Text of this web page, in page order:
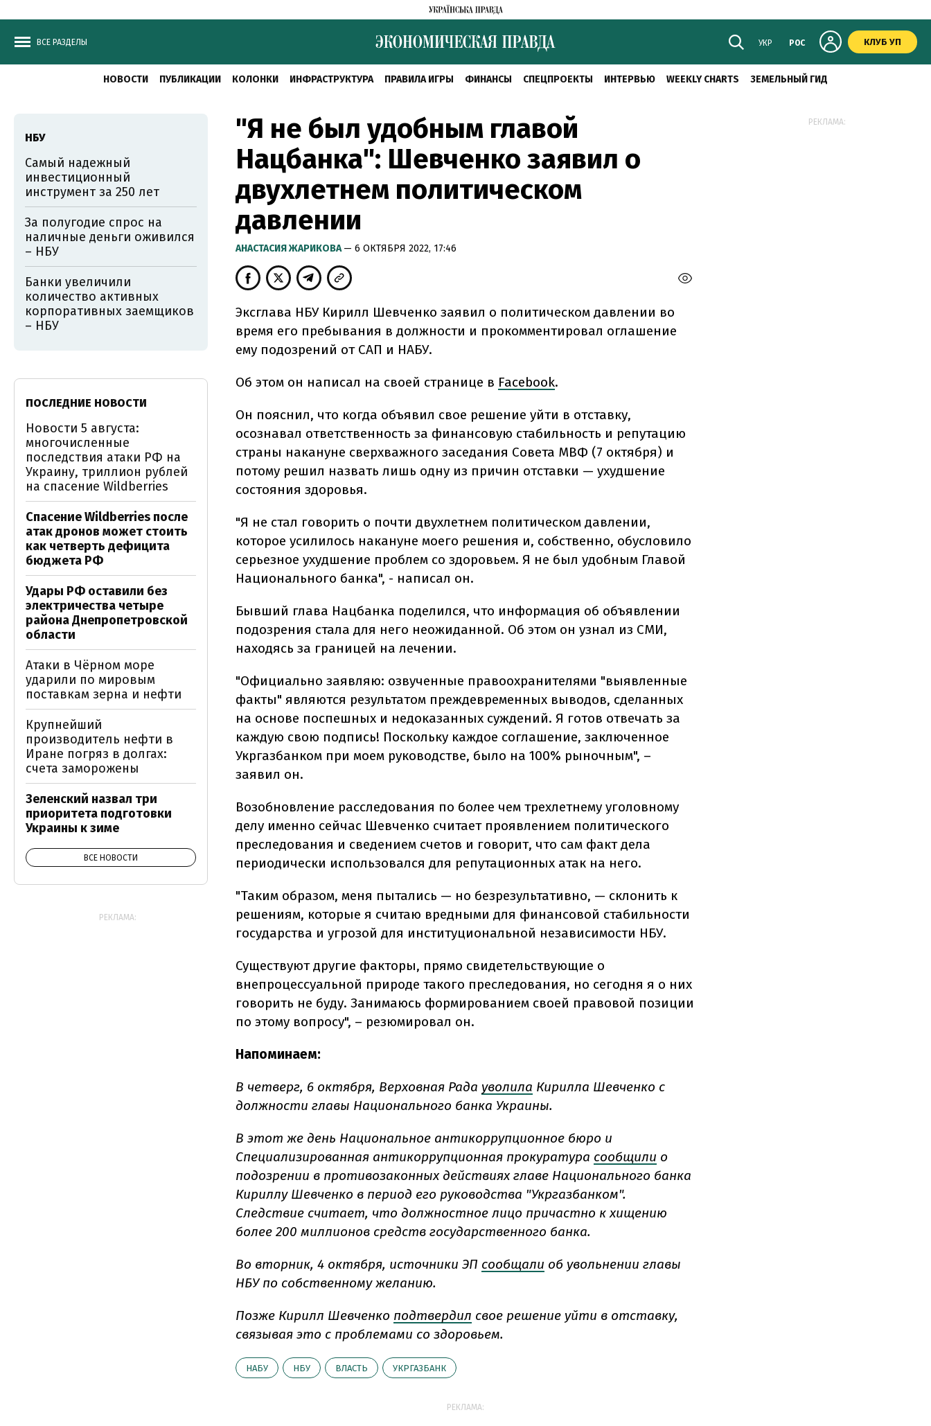
ВСЕ РАЗДЕЛЫ УКР РОС КЛУБ УП
НОВОСТИ ПУБЛИКАЦИИ КОЛОНКИ ИНФРАСТРУКТУРА ПРАВИЛА ИГРЫ ФИНАНСЫ СПЕЦПРОЕКТЫ ИНТЕРВЬЮ WEEKLY CHARTS ЗЕМЕЛЬНЫЙ ГИД
"Я не был удобным главой
Нацбанка": Шевченко заявил о
двухлетнем политическом
давлении
АНАСТАСИЯ ЖАРИКОВА— 6 ОКТЯБРЯ 2022, 17:46
Эксглава НБУ Кирилл Шевченко заявил о политическом давлении во
время его пребывания в должности и прокомментировал оглашение
ему подозрений от САП и НАБУ.
Об этом он написал на своей странице в Facebook.
Он пояснил, что когда объявил свое решение уйти в отставку,
осознавал ответственность за финансовую стабильность и репутацию
страны накануне сверхважного заседания Совета МВФ (7 октября) и
потому решил назвать лишь одну из причин отставки — ухудшение
состояния здоровья.
"Я не стал говорить о почти двухлетнем политическом давлении,
которое усилилось накануне моего решения и, собственно, обусловило
серьезное ухудшение проблем со здоровьем. Я не был удобным Главой
Национального банка", - написал он.
Бывший глава Нацбанка поделился, что информация об объявлении
подозрения стала для него неожиданной. Об этом он узнал из СМИ,
находясь за границей на лечении.
"Официально заявляю: озвученные правоохранителями "выявленные
факты" являются результатом преждевременных выводов, сделанных
на основе поспешных и недоказанных суждений. Я готов отвечать за
каждую свою подпись! Поскольку каждое соглашение, заключенное
Укргазбанком при моем руководстве, было на 100% рыночным", –
заявил он.
Возобновление расследования по более чем трехлетнему уголовному
делу именно сейчас Шевченко считает проявлением политического
преследования и сведением счетов и говорит, что сам факт дела
периодически использовался для репутационных атак на него.
"Таким образом, меня пытались — но безрезультативно, — склонить к
решениям, которые я считаю вредными для финансовой стабильности
государства и угрозой для институциональной независимости НБУ.
Существуют другие факторы, прямо свидетельствующие о
внепроцессуальной природе такого преследования, но сегодня я о них
говорить не буду. Занимаюсь формированием своей правовой позиции
по этому вопросу", – резюмировал он.
Напоминаем:
В четверг, 6 октября, Верховная Рада уволила Кирилла Шевченко с
должности главы Национального банка Украины.
В этот же день Национальное антикоррупционное бюро и
Специализированная антикоррупционная прокуратура сообщили о
подозрении в противозаконных действиях главе Национального банка
Кириллу Шевченко в период его руководства "Укргазбанком".
Следствие считает, что должностное лицо причастно к хищению
более 200 миллионов средств государственного банка.
Во вторник, 4 октября, источники ЭП сообщали об увольнении главы
НБУ по собственному желанию.
Позже Кирилл Шевченко подтвердил свое решение уйти в отставку,
связывая это с проблемами со здоровьем.
НАБУ НБУ ВЛАСТЬ УКРГАЗБАНК
РЕКЛАМА:
НБУ
Самый надежный
инвестиционный
инструмент за 250 лет
За полугодие спрос на
наличные деньги оживился
– НБУ
Банки увеличили
количество активных
корпоративных заемщиков
– НБУ
ПОСЛЕДНИЕ НОВОСТИ
Новости 5 августа:
многочисленные
последствия атаки РФ на
Украину, триллион рублей
на спасение Wildberries
Спасение Wildberries после
атак дронов может стоить
как четверть дефицита
бюджета РФ
Удары РФ оставили без
электричества четыре
района Днепропетровской
области
Атаки в Чёрном море
ударили по мировым
поставкам зерна и нефти
Крупнейший
производитель нефти в
Иране погряз в долгах:
счета заморожены
Зеленский назвал три
приоритета подготовки
Украины к зиме
ВСЕ НОВОСТИ
РЕКЛАМА:
РЕКЛАМА: